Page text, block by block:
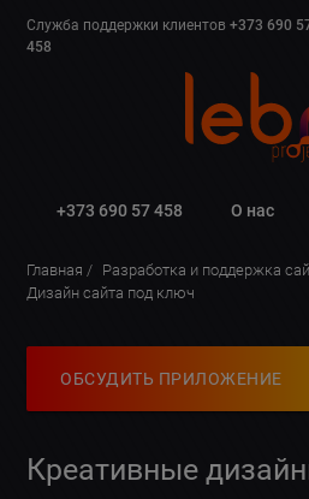
Служба поддержки клиентов+373 690
458
+373 690 57 458 О нас
Главная
Разработка и поддержка
Дизайн сайта под ключ
ОБСУДИТЬ ПРИЛОЖЕНИЕ
Креативные